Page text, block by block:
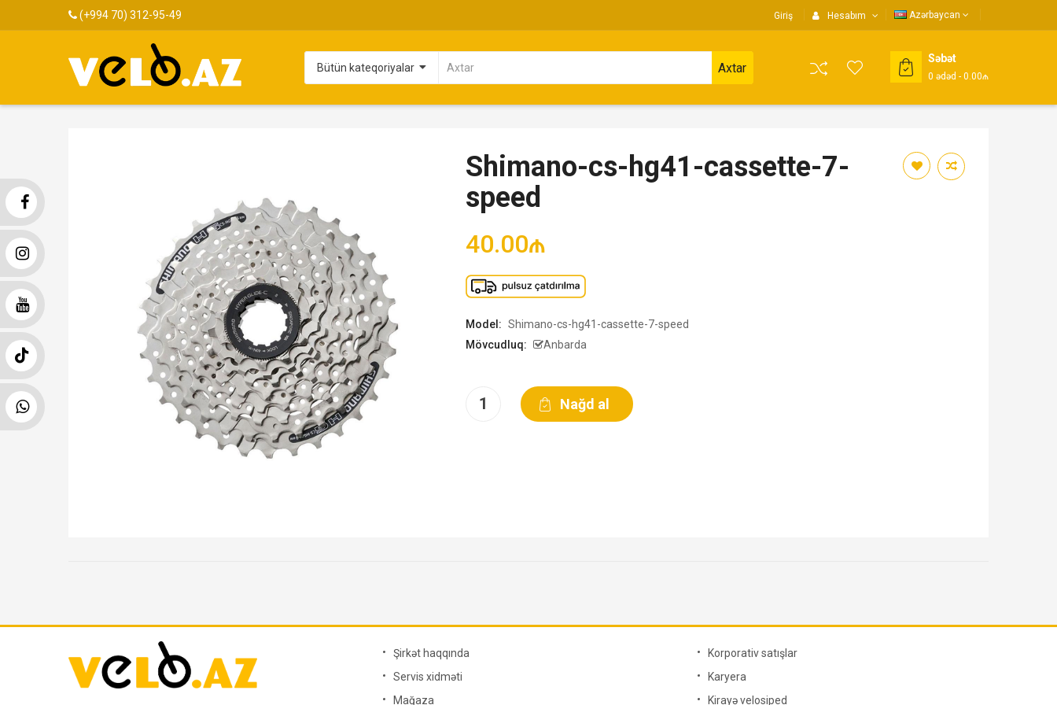
(+994 70) 312-95-49 Giriş Hesabım Azərbaycan
Axtar
Səbət
0 ədəd - 0.00₼
Shimano-cs-hg41-cassette-7-
speed
40.00₼
Model: Shimano-cs-hg41-cassette-7-speed
Mövcudluq:
Anbarda
Şirkət haqqında
Servis xidməti
Mağaza
Korporativ satışlar
Karyera
Kirayə velosiped